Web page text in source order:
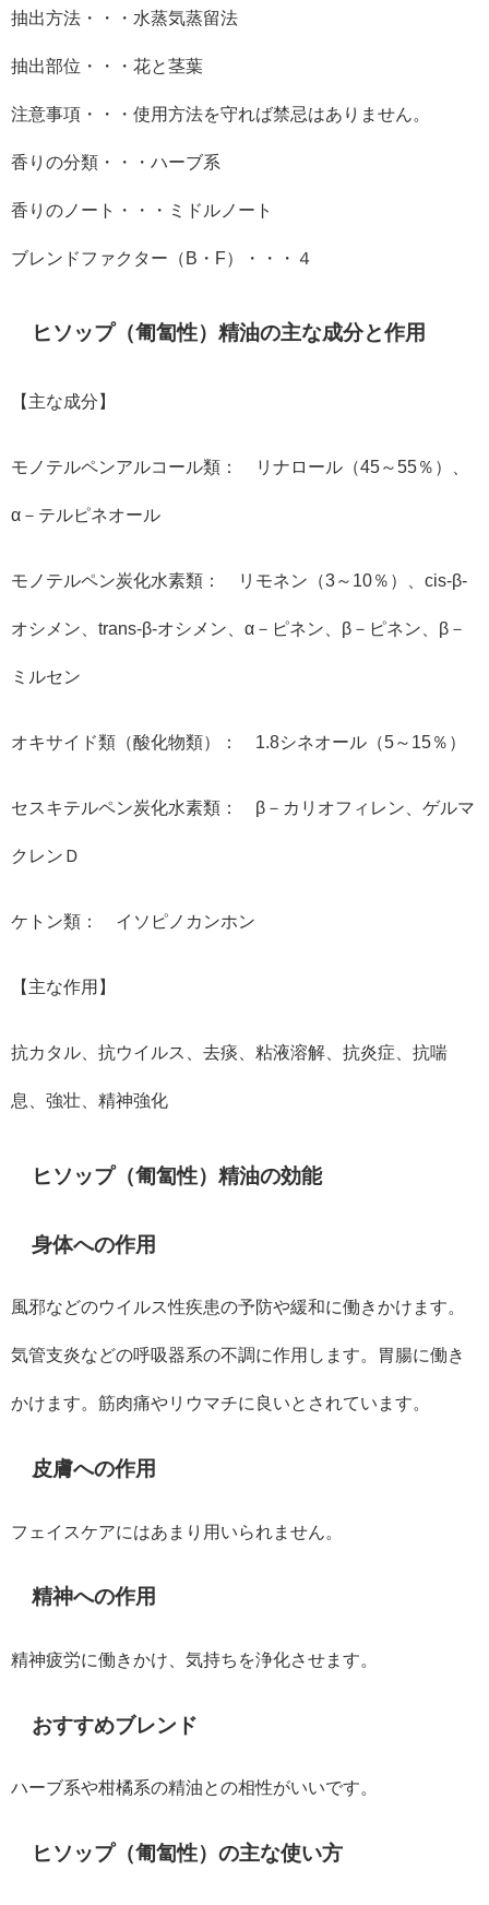
抽出方法・・・水蒸気蒸留法
抽出部位・・・花と茎葉
注意事項・・・使用方法を守れば禁忌はありません。
香りの分類・・・ハーブ系
香りのノート・・・ミドルノート
ブレンドファクター（B ・ F）・・・４
ヒソップ（匍匐性）精油の主な成分と作用
【主な成分】
モノテルペンアルコール類： リナロール（45～55％）、
α－テルピネオール
モノテルペン炭化水素類： リモネン（3～10％）、cis-β-
オシメン、trans-β-オシメン、α－ピネン、β－ピネン、β－
ミルセン
オキサイド類（酸化物類）： 1.8シネオール（5～15％）
セスキテルペン炭化水素類： β－カリオフィレン、ゲルマ
クレンＤ
ケトン類： イソピノカンホン
【主な作用】
抗カタル、抗ウイルス、去痰、粘液溶解、抗炎症、抗喘
息、強壮、精神強化
ヒソップ（匍匐性）精油の効能
身体への作用
風邪などのウイルス性疾患の予防や緩和に働きかけます。
気管支炎などの呼吸器系の不調に作用します。胃腸に働き
かけます。筋肉痛やリウマチに良いとされています。
皮膚への作用
フェイスケアにはあまり用いられません。
精神への作用
精神疲労に働きかけ、気持ちを浄化させます。
おすすめブレンド
ハーブ系や柑橘系の精油との相性がいいです。
ヒソップ（匍匐性）の主な使い方